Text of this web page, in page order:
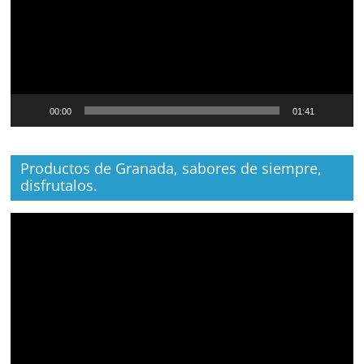
00:00 01:41
Productos de Granada, sabores de siempre,
disfrutalos.